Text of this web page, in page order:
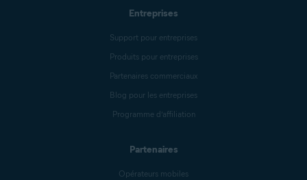
Entreprises
Support pour entreprises
Produits pour entreprises
Partenaires commerciaux
Blog pour les entreprises
Programme d’affiliation
Partenaires
Opérateurs mobiles